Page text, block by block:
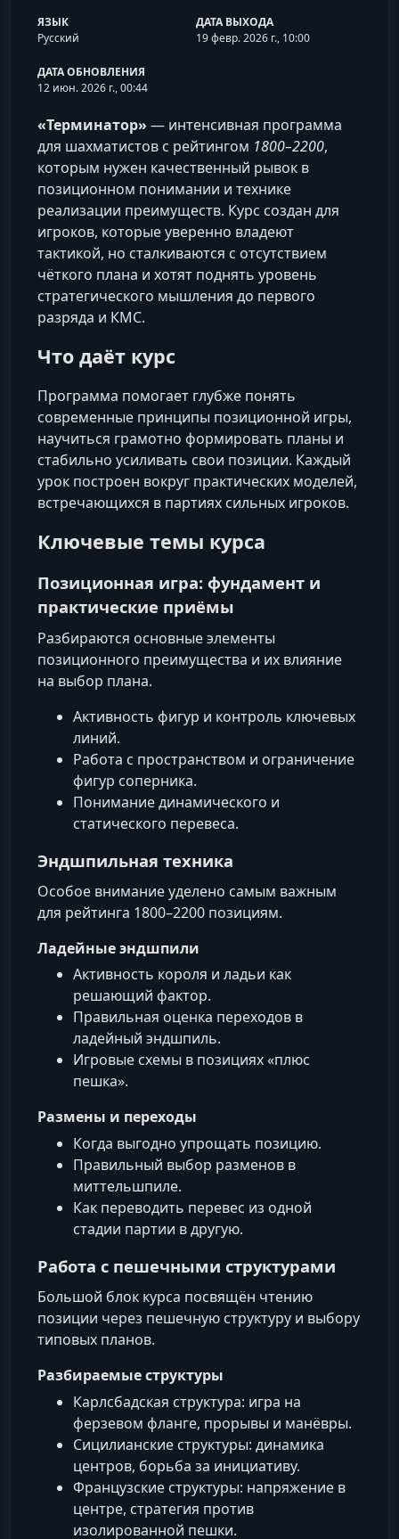
ЯЗЫК
Русский
ДАТА ВЫХОДА
19 февр. 2026 г., 10:00
ДАТА ОБНОВЛЕНИЯ
12 июн. 2026 г., 00:44
«Терминатор» — интенсивная программа
для шахматистов с рейтингом 1800–2200,
которым нужен качественный рывок в
позиционном понимании и технике
реализации преимуществ. Курс создан для
игроков, которые уверенно владеют
тактикой, но сталкиваются с отсутствием
чёткого плана и хотят поднять уровень
стратегического мышления до первого
разряда и КМС.
Что даёт курс
Программа помогает глубже понять
современные принципы позиционной игры,
научиться грамотно формировать планы и
стабильно усиливать свои позиции. Каждый
урок построен вокруг практических моделей,
встречающихся в партиях сильных игроков.
Ключевые темы курса
Позиционная игра: фундамент и
практические приёмы
Разбираются основные элементы
позиционного преимущества и их влияние
на выбор плана.
Активность фигур и контроль ключевых
линий.
Работа с пространством и ограничение
фигур соперника.
Понимание динамического и
статического перевеса.
Эндшпильная техника
Особое внимание уделено самым важным
для рейтинга 1800–2200 позициям.
Ладейные эндшпили
Активность короля и ладьи как
решающий фактор.
Правильная оценка переходов в
ладейный эндшпиль.
Игровые схемы в позициях «плюс
пешка».
Размены и переходы
Когда выгодно упрощать позицию.
Правильный выбор разменов в
миттельшпиле.
Как переводить перевес из одной
стадии партии в другую.
Работа с пешечными структурами
Большой блок курса посвящён чтению
позиции через пешечную структуру и выбору
типовых планов.
Разбираемые структуры
Карлсбадская структура: игра на
ферзевом фланге, прорывы и манёвры.
Сицилианские структуры: динамика
центров, борьба за инициативу.
Французские структуры: напряжение в
центре, стратегия против
изолированной пешки.